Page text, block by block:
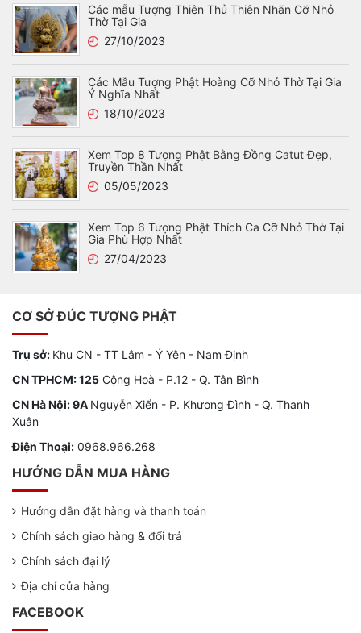
Các mẫu Tượng Thiên Thủ Thiên Nhãn Cỡ Nhỏ
Thờ Tại Gia
27/10/2023
Các Mẫu Tượng Phật Hoàng Cỡ Nhỏ Thờ Tại Gia
Ý Nghĩa Nhất
18/10/2023
Xem Top 8 Tượng Phật Bằng Đồng Catut Đẹp,
Truyền Thần Nhất
05/05/2023
Xem Top 6 Tượng Phật Thích Ca Cỡ Nhỏ Thờ Tại
Gia Phù Hợp Nhất
27/04/2023
CƠ SỞ ĐÚC TƯỢNG PHẬT
Trụ sở: Khu CN - TT Lâm - Ý Yên - Nam Định
CN TPHCM: 125 Cộng Hoà - P.12 - Q. Tân Bình
CN Hà Nội: 9A Nguyễn Xiển - P. Khương Đình - Q. Thanh
Xuân
Điện Thoại: 0968.966.268
HƯỚNG DẪN MUA HÀNG
Hướng dẫn đặt hàng và thanh toán
Chính sách giao hàng & đổi trả
Chính sách đại lý
Địa chỉ cửa hàng
FACEBOOK